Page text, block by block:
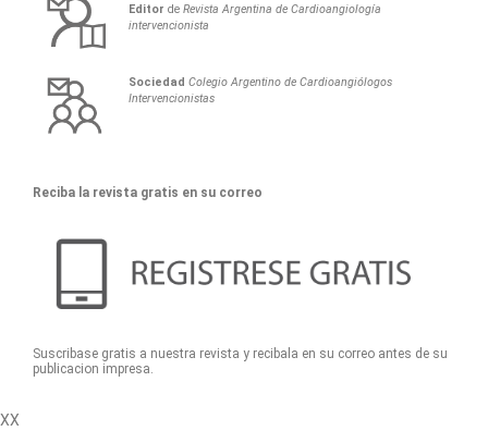
Editor deRevista Argentina de Cardioangiología
intervencionista
Sociedad Colegio Argentino de Cardioangiólogos
Intervencionistas
Reciba la revista gratis en su correo
Suscribase gratis a nuestra revista y recibala en su correo antes de su
publicacion impresa.
XX